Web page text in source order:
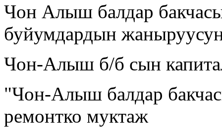
Чон Алыш балдар
буйумдардын
Чон-Алыш б/б сын
"Чон-Алыш балдар
ремонтко муктаж